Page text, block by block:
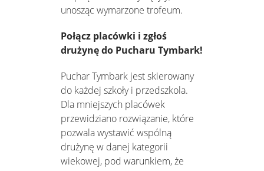
unosząc wymarzone trofeum.
Połącz placówki i zgłoś
drużynę do Pucharu Tymbark!
Puchar Tymbark jest skierowany
do każdej szkoły i przedszkola.
Dla mniejszych placówek
przewidziano rozwiązanie, które
pozwala wystawić wspólną
drużynę w danej kategorii
wiekowej, pod warunkiem, że